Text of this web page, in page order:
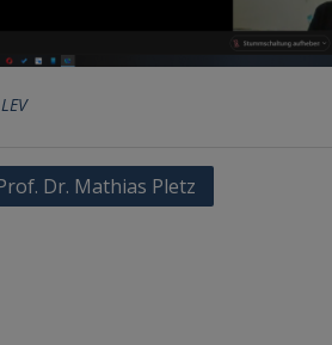
Dr. Mathias Pletz